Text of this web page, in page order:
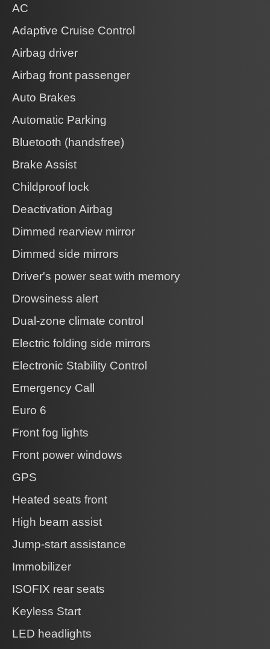
AC
Adaptive Cruise Control
Airbag driver
Airbag front passenger
Auto Brakes
Automatic Parking
Bluetooth (handsfree)
Brake Assist
Childproof lock
Deactivation Airbag
Dimmed rearview mirror
Dimmed side mirrors
Driver's power seat with memory
Drowsiness alert
Dual-zone climate control
Electric folding side mirrors
Electronic Stability Control
Emergency Call
Euro 6
Front fog lights
Front power windows
GPS
Heated seats front
High beam assist
Jump-start assistance
Immobilizer
ISOFIX rear seats
Keyless Start
LED headlights